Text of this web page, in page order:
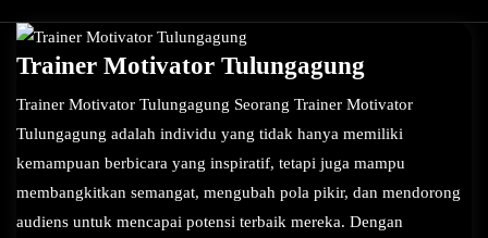
Trainer Motivator Tulungagung
Trainer Motivator Tulungagung Seorang Trainer Motivator
Tulungagung adalah individu yang tidak hanya memiliki
kemampuan berbicara yang inspiratif, tetapi juga mampu
membangkitkan semangat, mengubah pola pikir, dan mendorong
audiens untuk mencapai potensi terbaik mereka. Dengan